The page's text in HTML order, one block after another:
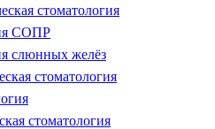
стоматология
СОПР
слюнных желёз
стоматология
стоматология